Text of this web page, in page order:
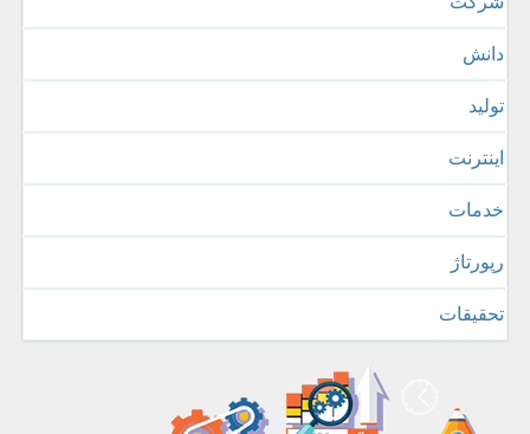
دانش
تولید
اینترنت
خدمات
رپورتاژ
تحقیقات